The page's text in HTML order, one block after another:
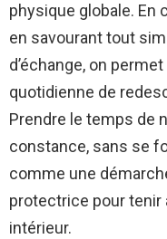
physique globale. En
en savourant tout
d’échange, on
quotidienne de
Prendre le temps de
constance, sans se
comme une
protectrice pour tenir
intérieur.